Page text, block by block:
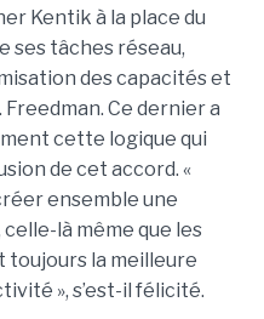
Kentik à la place du
ses tâches réseau,
des capacités et
Freedman. Ce dernier a
cette logique qui
de cet accord. «
ensemble une
là même que les
toujours la meilleure
», s’est-il félicité.